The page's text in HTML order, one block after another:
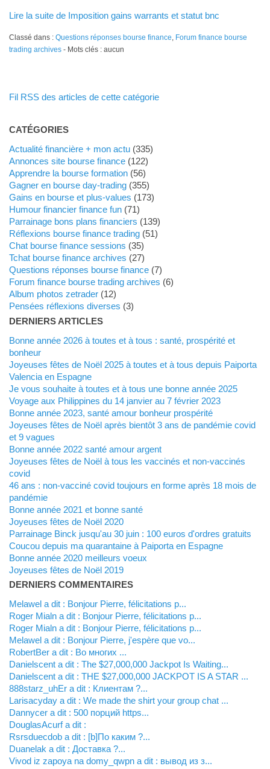
Lire la suite de Imposition gains warrants et statut bnc
Classé dans : Questions réponses bourse finance Forum finance bourse
trading archives- Mots clés : aucun
Fil RSS des articles de cette catégorie
CATÉGORIES
Actualité financière + mon actu(335)
Annonces site bourse finance(122)
Apprendre la bourse formation(56)
Gagner en bourse day-trading(355)
Gains en bourse et plus-values (173)
Humour financier finance fun(71)
Parrainage bons plans financiers (139)
Réflexions bourse finance trading(51)
Chat bourse finance sessions (35)
Tchat bourse finance archives (27)
Questions réponses bourse finance(7)
Forum finance bourse trading archives (6)
Album photos zetrader(12)
Pensées réflexions diverses (3)
DERNIERS ARTICLES
Bonne année 2026 à toutes et à tous : santé, prospérité et
bonheur
Joyeuses fêtes de Noël 2025 à toutes et à tous depuis Paiporta
Valencia en Espagne
Je vous souhaite à toutes et à tous une bonne année 2025
Voyage aux Philippines du 14 janvier au 7 février 2023
Bonne année 2023, santé amour bonheur prospérité
Joyeuses fêtes de Noël après bientôt 3 ans de pandémie covid
et 9 vagues
Bonne année 2022 santé amour argent
Joyeuses fêtes de Noël à tous les vaccinés et non-vaccinés
covid
46 ans : non-vacciné covid toujours en forme après 18 mois de
pandémie
Bonne année 2021 et bonne santé
Joyeuses fêtes de Noël 2020
Parrainage Binck jusqu'au 30 juin : 100 euros d'ordres gratuits
Coucou depuis ma quarantaine à Paiporta en Espagne
Bonne année 2020 meilleurs voeux
Joyeuses fêtes de Noël 2019
DERNIERS COMMENTAIRES
Melawel a dit : Bonjour Pierre, félicitations p...
Roger Mialn a dit : Bonjour Pierre, félicitations p...
Roger Mialn a dit : Bonjour Pierre, félicitations p...
Melawel a dit : Bonjour Pierre, j'espère que vo...
RobertBer a dit : Во многих ...
Danielscent a dit : The $27,000,000 Jackpot Is Waiting...
Danielscent a dit : THE $27,000,000 JACKPOT IS A STAR ...
888starz_uhEr a dit : Клиентам ?...
Larisacyday a dit : We made the shirt your group chat ...
Dannycer a dit : 500 порций https...
DouglasAcurf a dit :
Rsrsduecdob a dit : [b]По каким ?...
Duanelak a dit : Доставка ?...
vivod iz zapoya na domy_qwpn a dit : вывод из з...